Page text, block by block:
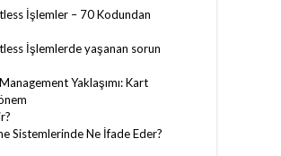
İşlemler – 70 Kodundan
İşlemlerde yaşanan sorun
Yaklaşımı: Kart
Sistemlerinde Ne İfade Eder?